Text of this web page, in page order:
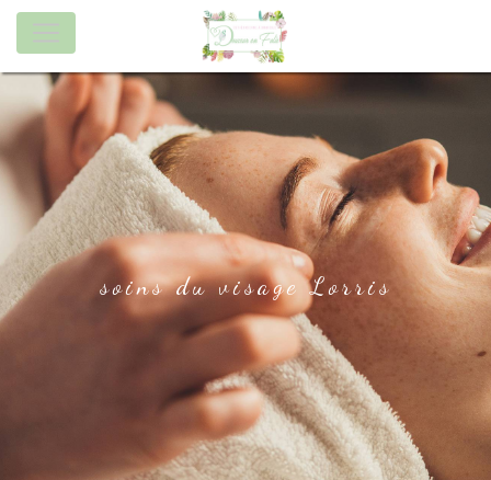
soins du visage Lorris
Panneau de gestion des cookies